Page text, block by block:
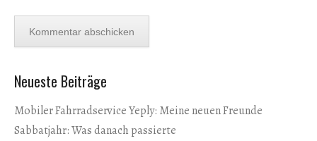
Neueste Beiträge
Mobiler Fahrradservice Yeply: Meine neuen Freunde
Sabbatjahr: Was danach passierte